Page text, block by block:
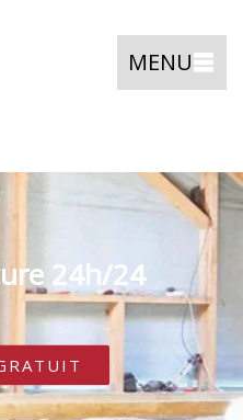
MENU
24h/24